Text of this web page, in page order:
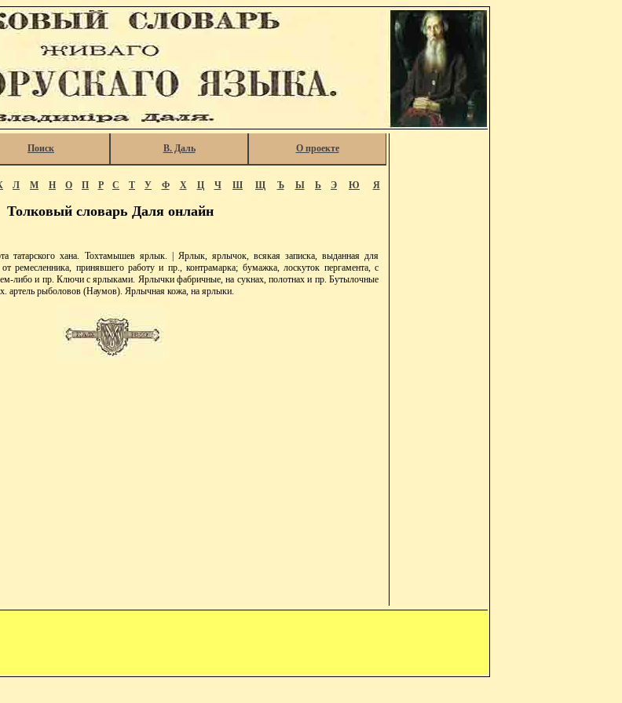
Поиск В. Даль О проекте
Л М Н О П Р С Т У Ф Х Ц Ч Ш Щ Ъ Ы Ь Э Ю Я
Толковый словарь Даля онлайн
татарского хана. Тохтамышев ярлык. | Ярлык, ярлычок, всякая записка, выданная для
ремесленника, принявшего работу и пр., контрамарка; бумажка, лоскуток пергамента, с
либо и пр. Ключи с ярлыками. Ярлычки фабричные, на сукнах, полотнах и пр. Бутылочные
артель рыболовов (Наумов). Ярлычная кожа, на ярлыки.